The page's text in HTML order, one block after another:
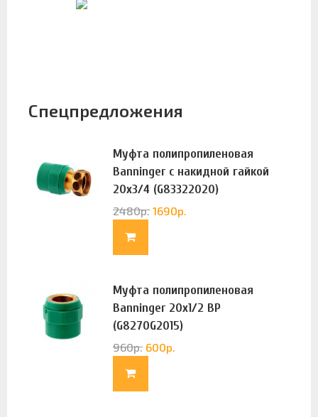
Спецпредложения
Муфта полипропиленовая
Banninger с накидной гайкой
20х3/4 (G83322020)
2480р. 1690р.
Муфта полипропиленовая
Banninger 20х1/2 ВР
(G8270G2015)
960р. 600р.